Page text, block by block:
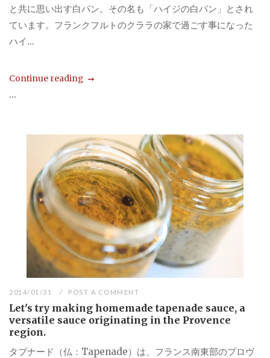
と共に思い出す白パン。その名も「ハイジの白パン」とされ
ています。フランクフルトのクララの家で過ごす事になった
ハイ...
Continue reading
...
2014/01/31 POST A COMMENT
Let's try making homemade tapenade sauce, a
versatile sauce originating in the Provence
region.
タプナード（仏：Tapenade）は、フランス南東部のプロヴ